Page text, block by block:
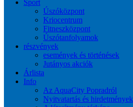
Sport
Úszóközpont
Kriocentrum
Fitneszközpont
Úszótanfolyamok
részvények
események és történések
Jutányos akciók
Árlista
Info
Az AquaCity Popradról
Nyitvatartás és hirdetmények